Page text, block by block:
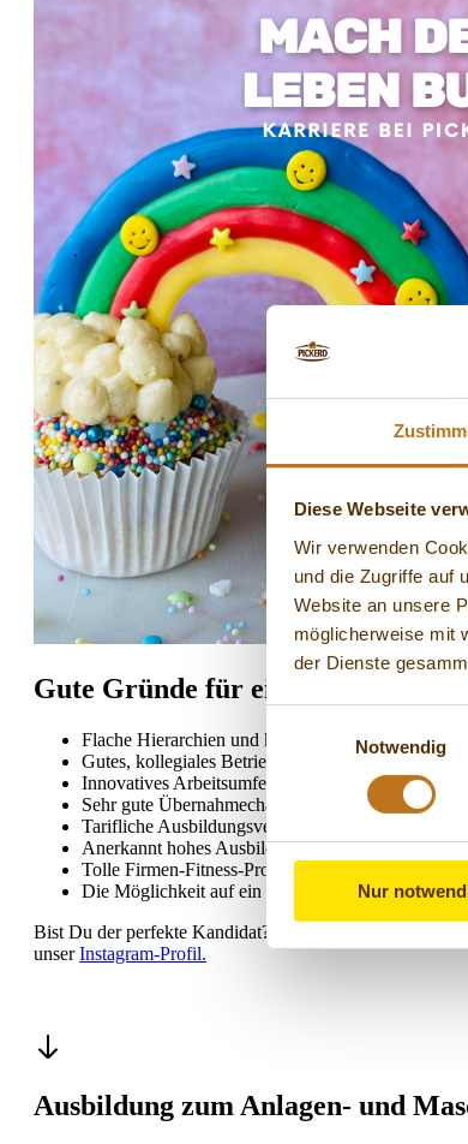
Diese Webseite
Wir verwenden
und die Zugriffe auf
Website an unsere
möglicherweise mit
der Dienste
Notwendig
Nur
Gute Gründe für eine Ausbildung
Flache Hierarchien und kurze Entscheidungswege.
Gutes, kollegiales Betriebsklima.
Innovatives Arbeitsumfeld.
Sehr gute Übernahmechancen nach erfolgreich
Tarifliche Ausbildungsvergütung.
Anerkannt hohes Ausbildungsniveau.
Tolle Firmen-Fitness-Programme
Die Möglichkeit auf ein duales Studium nach der
Bist Du der perfekte Kandidat? Dann bewirb Dich jetzt
unserInstagram-Profil.
Ausbildung zum Anlagen- und